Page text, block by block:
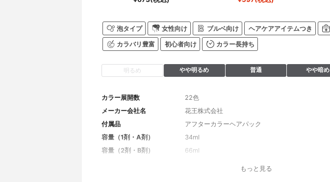
泡タイプ 女性向け ブルベ向け ヘアケアアイテムつき
カラバリ豊富 初心者向け カラー長持ち
明るめ やや明るめ 普通 やや暗め
カラー展開数
22色
メーカー会社名
花王株式会社
付属品
アフターカラーヘアパック
容量（1剤・A剤）
34ml
容量（2剤・B剤）
66ml
もっと見る